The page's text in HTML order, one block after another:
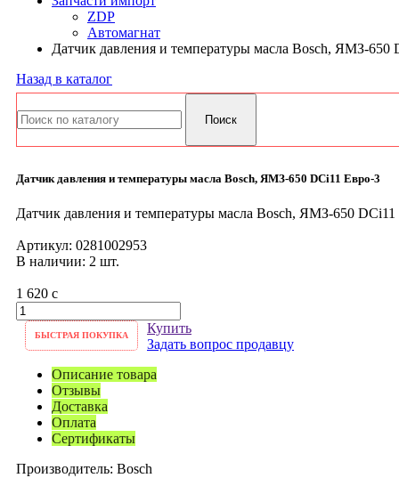
ZDP
Автомагнат
Датчик давления и температуры масла Bosch, ЯМЗ-650
Назад в каталог
Датчик давления и температуры масла Bosch, ЯМЗ-650 DCi11 Евро-3
Датчик давления и температуры масла Bosch, ЯМЗ-650
Артикул: 0281002953
В наличии: 2 шт.
1 620 c
Купить
БЫСТРАЯ ПОКУПКА
Задать вопрос продавцу
Описание товара
Отзывы
Доставка
Оплата
Сертификаты
Производитель: Bosch